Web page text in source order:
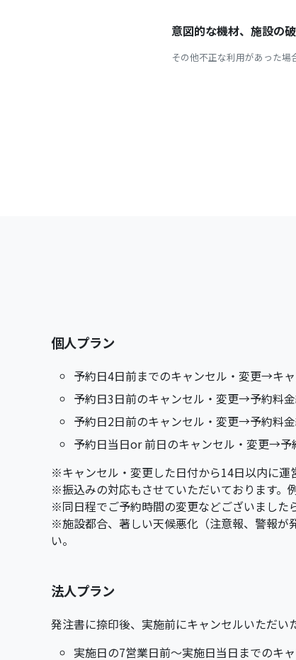
意図的な機材、施設の
その他不正な利用があった場
個人プラン
予約日4日前までのキャンセル・変更→キ
予約日3日前のキャンセル・変更→予約料
予約日2日前のキャンセル・変更→予約料
予約日当日or 前日のキャンセル・変更→予
※キャンセル・変更した日付から14日以内に運
※振込みの対応もさせていただいております。
※同日程でご予約時間の変更などございました
※施設都合、著しい天候悪化（注意報、警報が
い。
法人プラン
発注書に捺印後、実施前にキャンセルいただ
実施日の7営業日前〜実施日当日までのキ